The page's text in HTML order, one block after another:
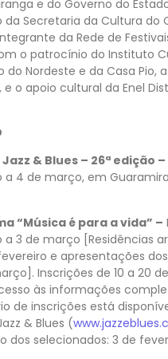
e do Governo do
da Secretaria da Cultura do
da Rede de
o patrocínio do Instituto
do Nordeste e da Casa Pio,
e o apoio cultural da Enel
& Blues – 26ª edição –
a 4 de março, em
“Música é para a vida” –
a 3 de março [Residências
e apresentações dos
Inscrições de 10 a 20
às informações
de inscrições está
& Blues (
dos selecionados: 3 de